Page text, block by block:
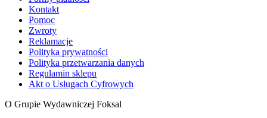
Kontakt
Pomoc
Zwroty
Reklamacje
Polityka prywatności
Polityka przetwarzania danych
Regulamin sklepu
Akt o Usługach Cyfrowych
O Grupie Wydawniczej Foksal